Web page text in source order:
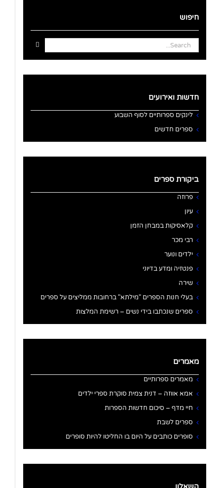
חיפוש
Search
for:
חדשות ואירועים
לינקים ספרותיים לסוף השבוע
ספרים חדשים
ביקורת ספרים
פרוזה
עיון
קלאסיקות במבחן הזמן
רבי מכר
ילדים ונוער
פנטזיה ומדע בדיוני
שירה
בעלי חנות הספרים "מילתא" ברחובות ממליצים על ספרים
ספרים שנכתבו בידי נשים – רשימת המלצות
מאמרים
מאמרים ספרותיים
אמא אווזה – דנית צמית סוקרת ספרי ילדים
חיי מדף – סיכום חדשות הספרות
ספרים לשבת
סופרים כותבים על היום בו החליטו להיות סופרים